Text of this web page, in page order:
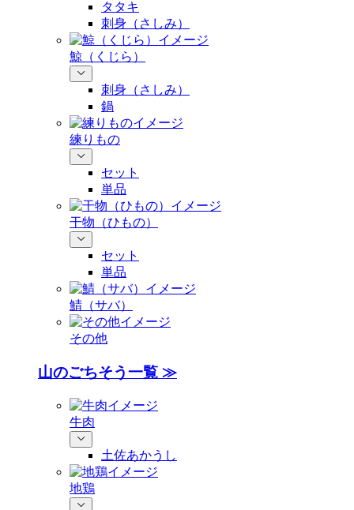
タタキ
刺身（さしみ）
鯨（くじら）
刺身（さしみ）
鍋
練りもの
セット
単品
干物（ひもの）
セット
単品
鯖（サバ）
その他
山のごちそう一覧 ≫
牛肉
土佐あかうし
地鶏